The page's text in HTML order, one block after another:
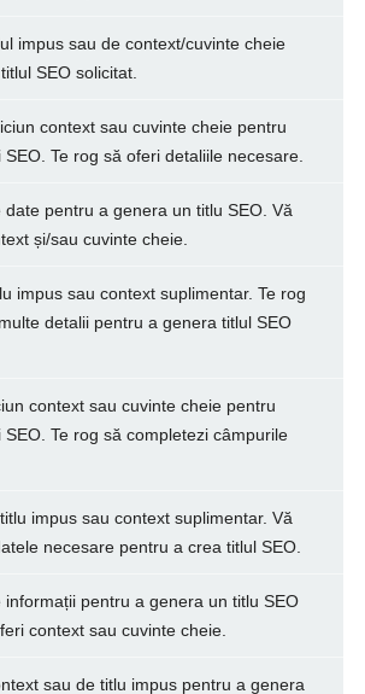
impus sau de context/cuvinte cheie
SEO solicitat.
context sau cuvinte cheie pentru
Te rog să oferi detaliile necesare.
date pentru a genera un titlu SEO. Vă
și/sau cuvinte cheie.
impus sau context suplimentar. Te rog
detalii pentru a genera titlul SEO
context sau cuvinte cheie pentru
Te rog să completezi câmpurile
impus sau context suplimentar. Vă
necesare pentru a crea titlul SEO.
informații pentru a genera un titlu SEO
context sau cuvinte cheie.
sau de titlu impus pentru a genera